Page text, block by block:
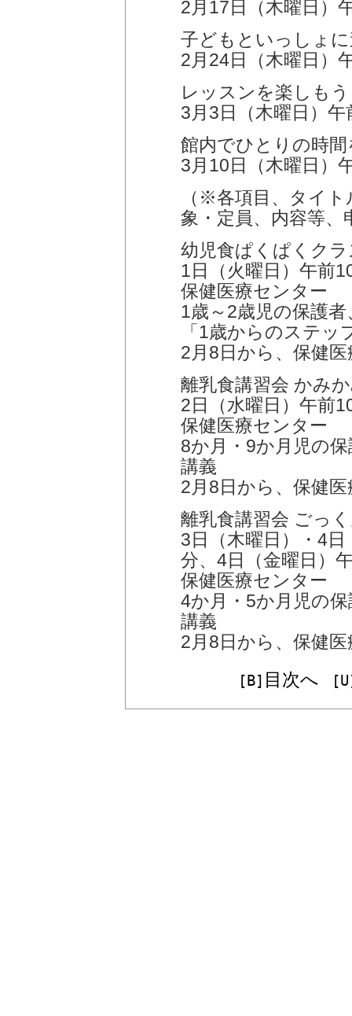
2月17日（木曜日）
子どもといっしょ
2月24日（木曜日）
レッスンを楽しも
3月3日（木曜日）
館内でひとりの時
3月10日（木曜日）
（※各項目、タイ
象・定員、内容等、
幼児食ぱくぱくク
1日（火曜日）午前
保健医療センター
1歳～2歳児の保護者
「1歳からのステッ
2月8日から、保健
離乳食講習会 かみ
2日（水曜日）午前
保健医療センター
8か月・9か月児の
講義
2月8日から、保健
離乳食講習会 ごっ
3日（木曜日）・4
分、4日（金曜日）
保健医療センター
4か月・5か月児の
講義
2月8日から、保健
[B] 目次へ